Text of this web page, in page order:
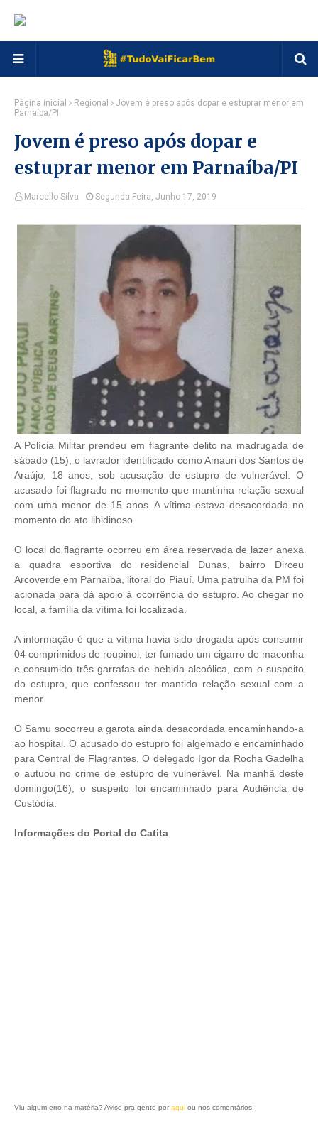
Página inicial Regional
Jovem é preso após dopar e estuprar menor em
Parnaíba/PI
Jovem é preso após dopar e
estuprar menor em Parnaíba/PI
Marcello Silva Segunda-Feira, Junho 17, 2019
A Polícia Militar prendeu em flagrante delito na madrugada de
sábado (15), o lavrador identificado como Amauri dos Santos de
Araújo, 18 anos, sob acusação de estupro de vulnerável. O
acusado foi flagrado no momento que mantinha relação sexual
com uma menor de 15 anos. A vítima estava desacordada no
momento do ato libidinoso.
O local do flagrante ocorreu em área reservada de lazer anexa
a quadra esportiva do residencial Dunas, bairro Dirceu
Arcoverde em Parnaíba, litoral do Piauí. Uma patrulha da PM foi
acionada para dá apoio à ocorrência do estupro. Ao chegar no
local, a família da vítima foi localizada.
A informação é que a vítima havia sido drogada após consumir
04 comprimidos de roupinol, ter fumado um cigarro de maconha
e consumido três garrafas de bebida alcoólica, com o suspeito
do estupro, que confessou ter mantido relação sexual com a
menor.
O Samu socorreu a garota ainda desacordada encaminhando-a
ao hospital. O acusado do estupro foi algemado e encaminhado
para Central de Flagrantes. O delegado Igor da Rocha Gadelha
o autuou no crime de estupro de vulnerável. Na manhã deste
domingo(16), o suspeito foi encaminhado para Audiência de
Custódia.
Informações do Portal do Catita
Viu algum erro na matéria? Avise pra gente por aqui ou nos comentários.